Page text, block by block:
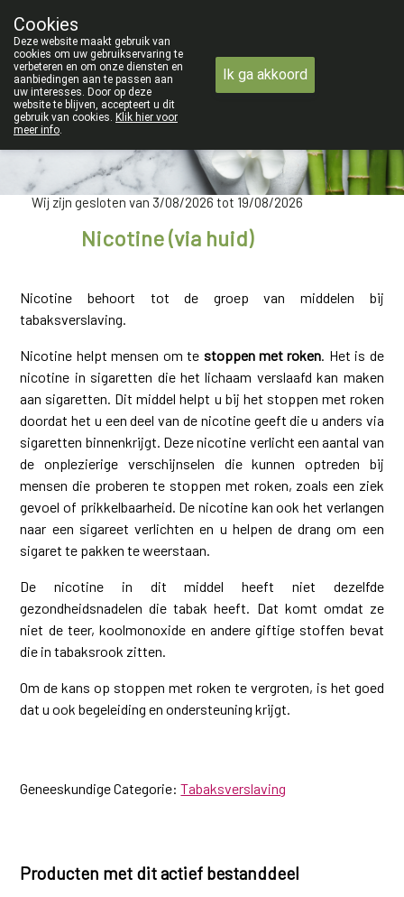
09 228 32 36
Wij zijn gesloten van 3/08/2026 tot 19/08/2026
Nicotine (via huid)
Nicotine behoort tot de groep van middelen bij
tabaksverslaving.
Nicotine helpt mensen om te stoppen met roken. Het is de
nicotine in sigaretten die het lichaam verslaafd kan maken
aan sigaretten. Dit middel helpt u bij het stoppen met roken
doordat het u een deel van de nicotine geeft die u anders via
sigaretten binnenkrijgt. Deze nicotine verlicht een aantal van
de onplezierige verschijnselen die kunnen optreden bij
mensen die proberen te stoppen met roken, zoals een ziek
gevoel of prikkelbaarheid. De nicotine kan ook het verlangen
naar een sigareet verlichten en u helpen de drang om een
sigaret te pakken te weerstaan.
De nicotine in dit middel heeft niet dezelfde
gezondheidsnadelen die tabak heeft. Dat komt omdat ze
niet de teer, koolmonoxide en andere giftige stoffen bevat
die in tabaksrook zitten.
Om de kans op stoppen met roken te vergroten, is het goed
dat u ook begeleiding en ondersteuning krijgt.
Geneeskundige Categorie:Tabaksverslaving
Producten met dit actief bestanddeel
Cookies
Deze website maakt gebruik van
cookies om uw gebruikservaring te
verbeteren en om onze diensten en
aanbiedingen aan te passen aan
uw interesses. Door op deze
website te blijven, accepteert u dit
gebruik van cookies. Klik hier voor
meer info.
Ik ga akkoord